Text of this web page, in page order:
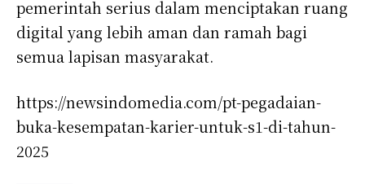
pemerintah serius dalam menciptakan ruang
digital yang lebih aman dan ramah bagi
semua lapisan masyarakat.
https://newsindomedia.com/pt-pegadaian-
buka-kesempatan-karier-untuk-s1-di-tahun-
2025